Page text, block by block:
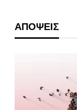
ΑΠΟΨΕΙΣ